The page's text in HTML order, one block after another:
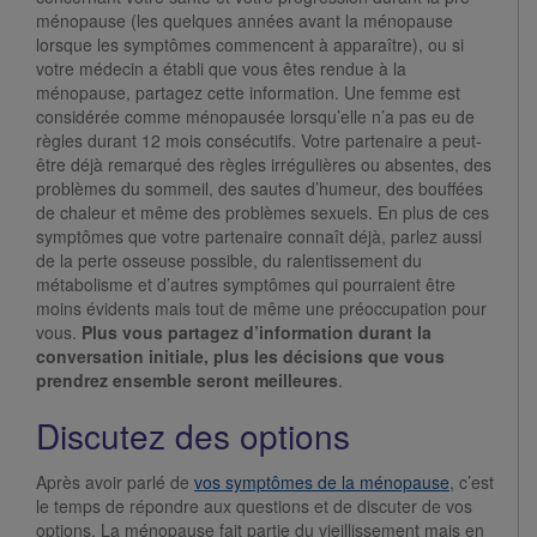
ménopause (les quelques années avant la ménopause
lorsque les symptômes commencent à apparaître), ou si
votre médecin a établi que vous êtes rendue à la
ménopause, partagez cette information. Une femme est
considérée comme ménopausée lorsqu’elle n’a pas eu de
règles durant 12 mois consécutifs. Votre partenaire a peut-
être déjà remarqué des règles irrégulières ou absentes, des
problèmes du sommeil, des sautes d’humeur, des bouffées
de chaleur et même des problèmes sexuels. En plus de ces
symptômes que votre partenaire connaît déjà, parlez aussi
de la perte osseuse possible, du ralentissement du
métabolisme et d’autres symptômes qui pourraient être
moins évidents mais tout de même une préoccupation pour
vous. Plus vous partagez d’information durant la
conversation initiale, plus les décisions que vous
prendrez ensemble seront meilleures.
Discutez des options
Après avoir parlé de vos symptômes de la ménopause, c’est
le temps de répondre aux questions et de discuter de vos
options. La ménopause fait partie du vieillissement mais en